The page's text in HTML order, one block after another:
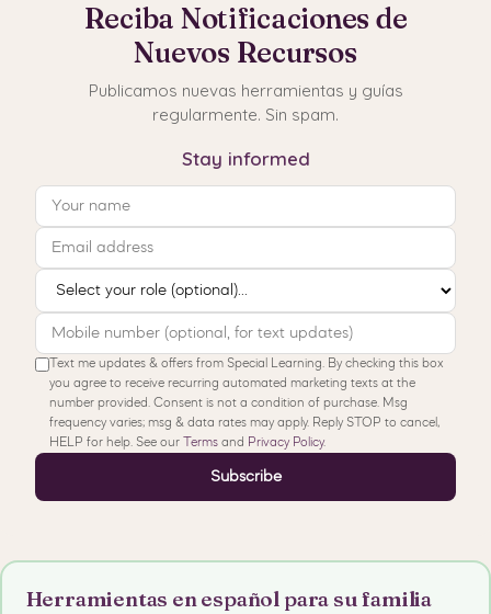
Reciba Notificaciones de
Nuevos Recursos
Publicamos nuevas herramientas y guías
regularmente. Sin spam.
Stay informed
Text me updates & offers from Special Learning. By checking this box
you agree to receive recurring automated marketing texts at the
number provided. Consent is not a condition of purchase. Msg
frequency varies; msg & data rates may apply. Reply STOP to cancel,
HELP for help. See our
Terms and Privacy Policy.
Subscribe
Herramientas en español para su familia